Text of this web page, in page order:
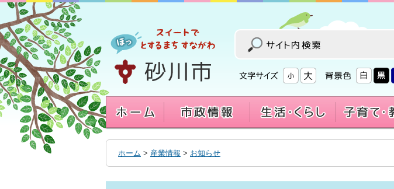
へ
移
動
す
る
ホーム > 産業情報 > お知らせ